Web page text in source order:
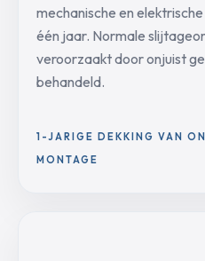
mechanische en
één jaar. Normale
veroorzaakt door onjuist
behandeld.
1-JARIGE DEKKING VAN
MONTAGE